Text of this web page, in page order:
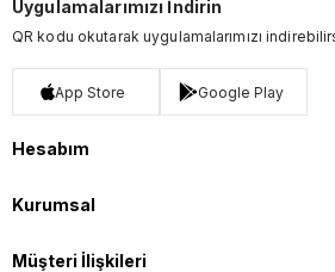
Uygulamalarımızı İndirin
QR kodu okutarak uygulamalarımızı
App Store Google Play
Hesabım
Kurumsal
Müşteri İlişkileri